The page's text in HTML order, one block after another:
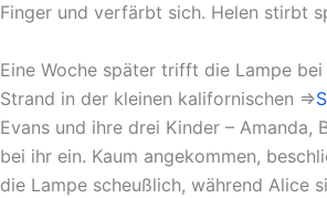
Finger und verfärbt sich. Helen stirbt
Eine Woche später trifft die Lampe
Strand in der kleinen kalifornischen ⇒
Evans und ihre drei Kinder – Amanda,
bei ihr ein. Kaum angekommen,
die Lampe scheußlich, während Alice